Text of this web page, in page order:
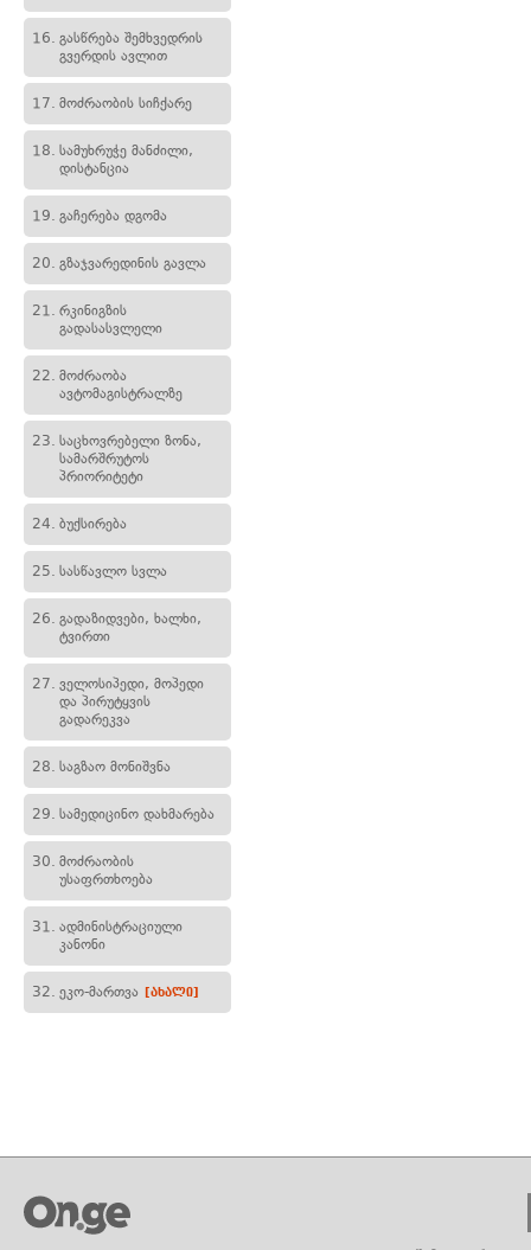
16. გასწრება შემხვედრის
გვერდის ავლით
17. მოძრაობის სიჩქარე
18. სამუხრუჭე მანძილი,
დისტანცია
19. გაჩერება დგომა
20. გზაჯვარედინის გავლა
21. რკინიგზის
გადასასვლელი
22. მოძრაობა
ავტომაგისტრალზე
23. საცხოვრებელი ზონა,
სამარშრუტოს
პრიორიტეტი
24. ბუქსირება
25. სასწავლო სვლა
26. გადაზიდვები, ხალხი,
ტვირთი
27. ველოსიპედი, მოპედი
და პირუტყვის
გადარეკვა
28. საგზაო მონიშვნა
29. სამედიცინო დახმარება
30. მოძრაობის
უსაფრთხოება
31. ადმინისტრაციული
კანონი
32. ეკო-მართვა [ახალი]